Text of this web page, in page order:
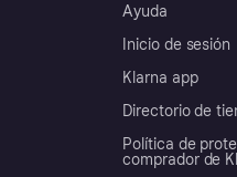
Ayuda
Inicio de sesión
Klarna app
Directorio de
Política de
comprador de